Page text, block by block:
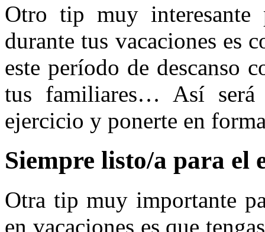
Otro tip muy interesante
durante tus vacaciones es
este período de descanso
tus familiares… Así será
ejercicio y ponerte en
Siempre listo/a para el
Otra tip muy importante
en vacaciones es que